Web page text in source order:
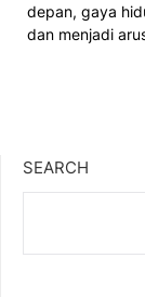
depan, gaya
dan menjadi
SEARCH